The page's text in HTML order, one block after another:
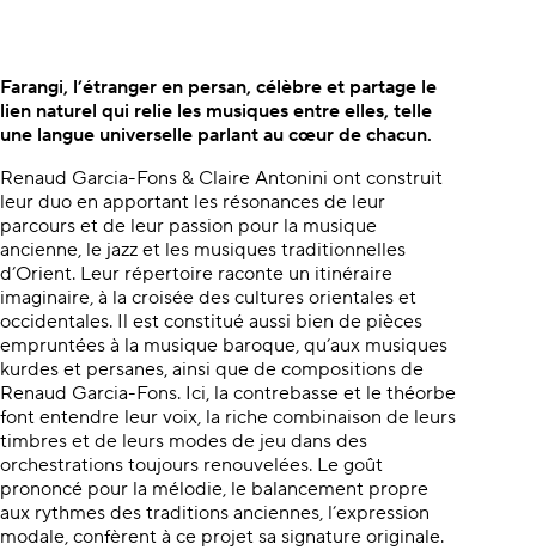
À propos du concert
Farangi, l’étranger en persan, célèbre et partage le
lien naturel qui relie les musiques entre elles, telle
une langue universelle parlant au cœur de chacun.
Renaud Garcia-Fons & Claire Antonini ont construit
leur duo en apportant les résonances de leur
parcours et de leur passion pour la musique
ancienne, le jazz et les musiques traditionnelles
d’Orient. Leur répertoire raconte un itinéraire
imaginaire, à la croisée des cultures orientales et
occidentales. Il est constitué aussi bien de pièces
empruntées à la musique baroque, qu’aux musiques
kurdes et persanes, ainsi que de compositions de
Renaud Garcia-Fons. Ici, la contrebasse et le théorbe
font entendre leur voix, la riche combinaison de leurs
timbres et de leurs modes de jeu dans des
orchestrations toujours renouvelées. Le goût
prononcé pour la mélodie, le balancement propre
aux rythmes des traditions anciennes, l’expression
modale, confèrent à ce projet sa signature originale.